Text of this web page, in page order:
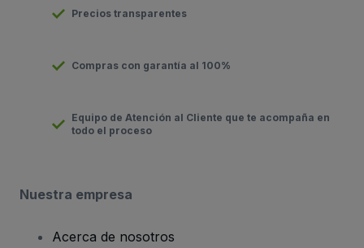
Precios transparentes
Compras con garantía al 100%
Equipo de Atención al Cliente que te acompaña en
todo el proceso
Nuestra empresa
Acerca de nosotros